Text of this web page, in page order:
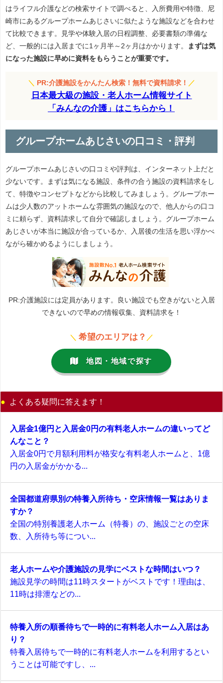
はライフル介護などの検索サイトで調べると、入所費用や特徴、尼
崎市にあるグループホームあじさいに似たような施設などを合わせ
て比較できます。見学や体験入居の日程調整、必要書類の準備な
ど、一般的には入居までに1ヶ月半～2ヶ月はかかります。
まずは気
になった施設に早めに資料をもらうことが重要です。
＼ PR:介護施設をかんたん検索！無料で資料請求！ ／
日本最大級の施設・老人ホーム情報サイト
「みんなの介護」はこちらから！
グループホームあじさいの口コミ・評判
グループホームあじさいの口コミや評判は、インターネット上だと
少ないです。まずは気になる施設、条件の合う施設の資料請求をし
て、特徴やコンセプトなどから比較してみましょう。グループホー
ムは少人数のアットホームな雰囲気の施設なので、他人からの口コ
ミに頼らず、資料請求して自分で確認しましょう。グループホーム
あじさいが本当に施設が合っているか、入居後の生活を思い浮かべ
ながら確かめるようにしましょう。
PR:介護施設には定員があります。良い施設でも空きがないと入居
できないので早めの情報収集、資料請求を！
＼ 希望のエリアは？ ／
地図・地域で探す
よくある疑問に答えます！
入居金1億円と入居金0円の有料老人ホームの違いってど
んなこと？
入居金0円で月額利用料が格安な有料老人ホームと、1億
円の入居金がかかる...
全国都道府県別の特養入所待ち・空床情報一覧はありま
すか？
全国の特別養護老人ホーム（特養）の、施設ごとの空床
数、入所待ち等につい...
老人ホームや介護施設の見学にベストな時間はいつ？
施設見学の時間は11時スタートがベストです！理由は、
11時は排泄などの...
特養入所の順番待ちで一時的に有料老人ホーム入居はあ
り？
特養入居待ちで一時的に有料老人ホームを利用するとい
うことは可能ですし、...